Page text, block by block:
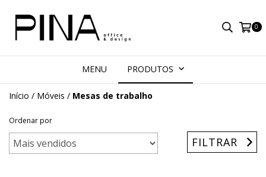
0
MENU PRODUTOS
Início / Móveis / Mesas de trabalho
Ordenar por
FILTRAR